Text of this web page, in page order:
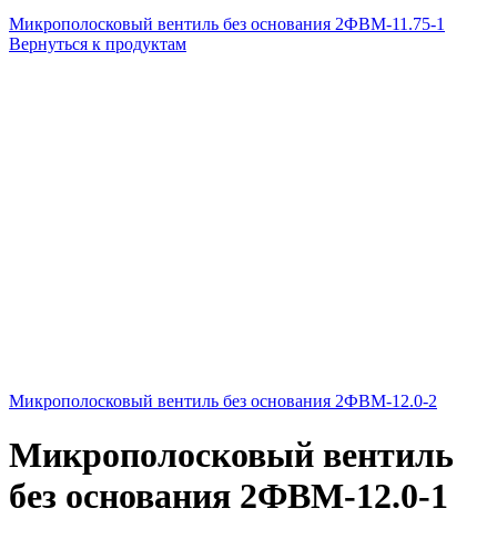
Микрополосковый вентиль без основания 2ФВМ-11.75-1
Вернуться к продуктам
Микрополосковый вентиль без основания 2ФВМ-12.0-2
Микрополосковый вентиль
без основания 2ФВМ-12.0-1